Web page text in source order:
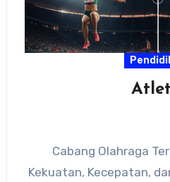
Cabang Olahraga
Kekuatan, Kecepatan,